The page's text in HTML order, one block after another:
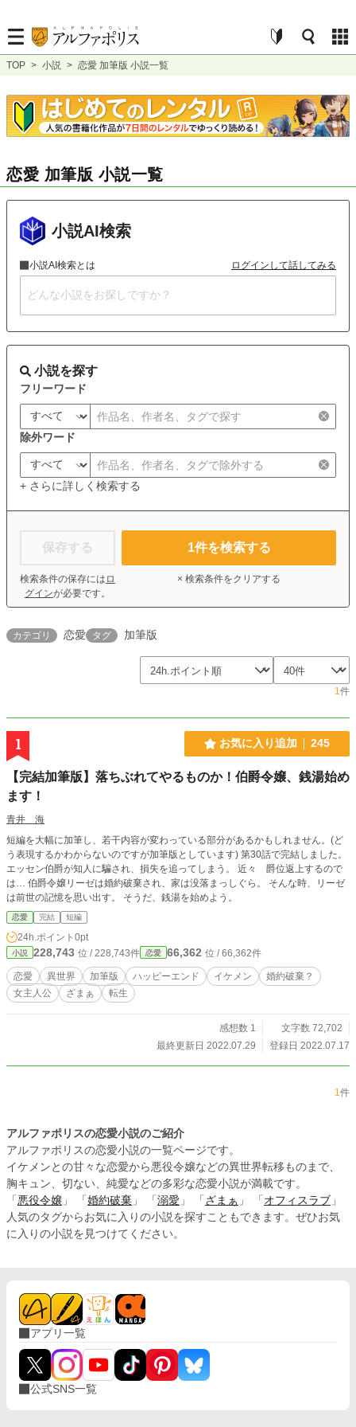
TOP > 小説 > 恋愛 加筆版 小説一覧
恋愛 加筆版 小説一覧
小説AI検索
小説AI検索とは ログインして話してみる
小説を探す
フリーワード
除外ワード
+ さらに詳しく検索する
保存する
検索条件の保存には ロ
グインが必要です。
1件を検索する
× 検索条件をクリアする
カテゴリ 恋愛 タグ 加筆版
1件
1 お気に入り追加 245
【完結加筆版】落ちぶれてやるものか！伯爵令嬢、銭湯始め
ます！
青井 海
短編を大幅に加筆し、若干内容が変わっている部分があるかもしれません。(ど
う表現するかわからないのですが加筆版としています) 第30話で完結しました。
エッセン伯爵が知人に騙され、損失を追ってしまう。 近々 爵位返上するので
は… 伯爵令嬢リーゼは婚約破棄され、家は没落まっしぐら。 そんな時、リーゼ
は前世の記憶を思い出す。 そうだ、銭湯を始めよう。
恋愛 完結 短編
24h.ポイント 0pt
小説 228,743 位 / 228,743件 恋愛 66,362 位 / 66,362件
恋愛 異世界 加筆版 ハッピーエンド イケメン
婚約破棄？
女主人公
ざまぁ 転生
感想数 1
文字数 72,702
最終更新日 2022.07.29
登録日 2022.07.17
1件
アルファポリスの恋愛小説のご紹介
アルファポリスの恋愛小説の一覧ページです。
イケメンとの甘々な恋愛から悪役令嬢などの異世界転移ものまで、
胸キュン、切ない、純愛などの多彩な恋愛小説が満載です。
「 悪役令嬢 」 「 婚約破棄 」 「 溺愛 」 「 ざまぁ 」 「 オフィスラブ 」
人気のタグからお気に入りの小説を探すこともできます。ぜひお気
に入りの小説を見つけてください。
アプリ一覧
公式SNS一覧